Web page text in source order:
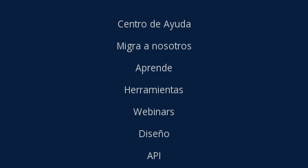
Centro de Ayuda
Migra a nosotros
Aprende
Herramientas
Webinars
Diseño
API